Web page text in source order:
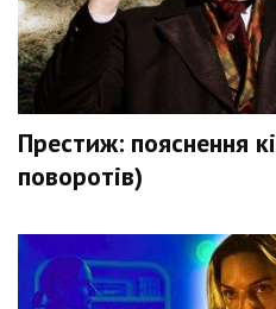
Престиж: пояснення
поворотів)